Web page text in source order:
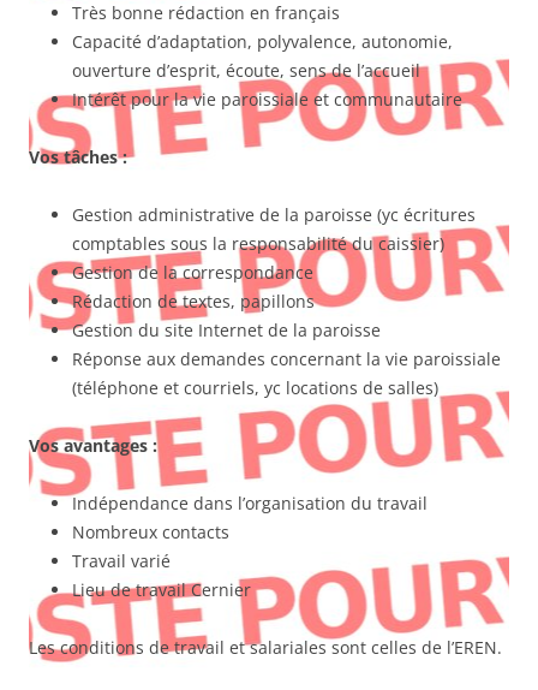
Très bonne rédaction en français
Capacité d’adaptation, polyvalence, autonomie,
ouverture d’esprit, écoute, sens de l’accueil
Intérêt pour la vie paroissiale et communautaire
Vos tâches :
Gestion administrative de la paroisse (yc écritures
comptables sous la responsabilité du caissier)
Gestion de la correspondance
Rédaction de textes, papillons
Gestion du site Internet de la paroisse
Réponse aux demandes concernant la vie paroissiale
(téléphone et courriels, yc locations de salles)
Vos avantages :
Indépendance dans l’organisation du travail
Nombreux contacts
Travail varié
Lieu de travail Cernier
Les conditions de travail et salariales sont celles de l’EREN.